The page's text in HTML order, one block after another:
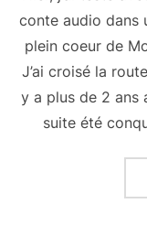
conte audio dans
plein coeur de
J’ai croisé la
y a plus de 2 ans
suite été